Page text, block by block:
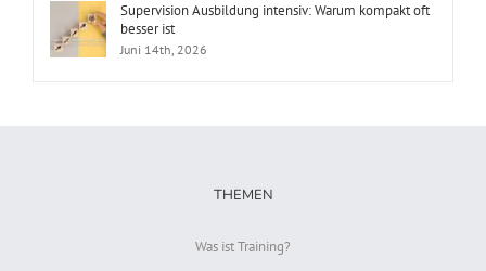
Supervision Ausbildung intensiv: Warum kompakt oft
besser ist
Juni 14th, 2026
THEMEN
Was ist Training?